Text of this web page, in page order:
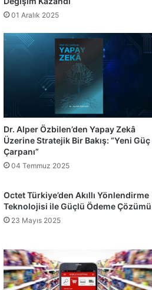
01 Aralık 2025
Dr. Alper Özbilen’den Yapay Zekâ
Üzerine Stratejik Bir Bakış: “Yeni Güç
Çarpanı”
04 Temmuz 2025
Octet Türkiye’den Akıllı Yönlendirme
Teknolojisi ile Güçlü Ödeme Çözümü
23 Mayıs 2025